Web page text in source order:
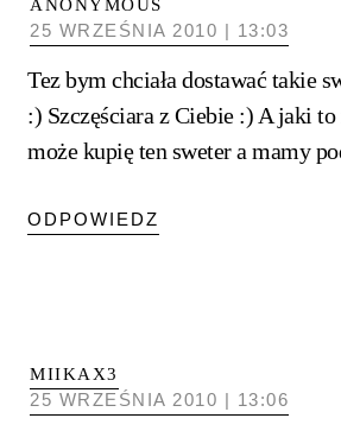
ANONYMOUS
25 WRZEŚNIA 2010 | 13:03
Tez bym chciała dostawać takie
:) Szczęściara z Ciebie :) A jaki
może kupię ten sweter a mamy
ODPOWIEDZ
MIIKAX3
25 WRZEŚNIA 2010 | 13:06